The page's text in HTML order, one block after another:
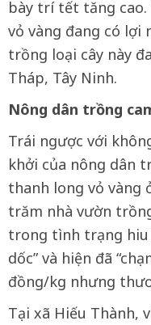
bày trí tết tăng
vỏ vàng đang có lợi
trồng loại cây này
Tháp, Tây Ninh.
Nông dân trồng
Trái ngược với
khởi của nông dân
thanh long vỏ vàng
trăm nhà vườn
trong tình trạng hiu
dốc” và hiện đã
đồng/kg nhưng
Tại xã Hiếu Thành,